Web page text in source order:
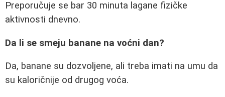
Preporučuje se bar 30 minuta lagane fizičke
aktivnosti dnevno.
Da li se smeju banane na voćni dan?
Da, banane su dozvoljene, ali treba imati na umu da
su kaloričnije od drugog voća.